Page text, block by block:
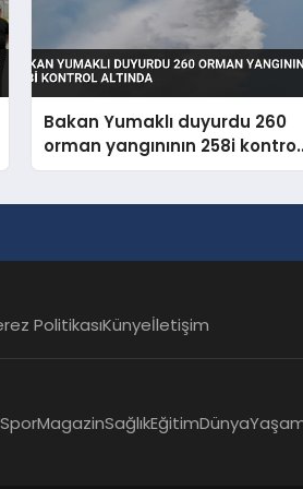
Bakan Yumaklı duyurdu 260
orman yangınının 258i kontrol
altında
PolitikasıKünyeİletişim
SporMagazinSağlıkEğitimDünya